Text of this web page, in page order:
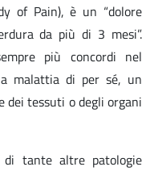
of Pain), è un “dolore
da più di 3 mesi”.
più concordi nel
malattia di per sé, un
dei tessuti o degli organi
tante altre patologie